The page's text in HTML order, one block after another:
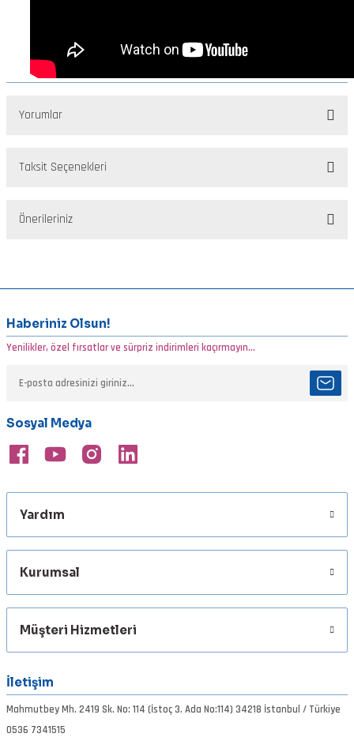
Yorumlar
Taksit Seçenekleri
Önerileriniz
Ürün resmi kalitesiz, bozuk veya görüntülenemiyor.
Ürün açıklamasında eksik bilgiler bulunuyor.
Ürün fiyatı diğer sitelerden daha pahalı.
Bu ürüne benzer farklı alternatifler olmalı.
Gönder
Haberiniz Olsun!
Yenilikler, özel fırsatlar ve sürpriz indirimleri kaçırmayın...
Sosyal Medya
Yardım
Kurumsal
Müşteri Hizmetleri
İletişim
Mahmutbey Mh. 2419 Sk. No: 114 (İstoç 3. Ada No:114) 34218 İstanbul / Türkiye
0536 7341515